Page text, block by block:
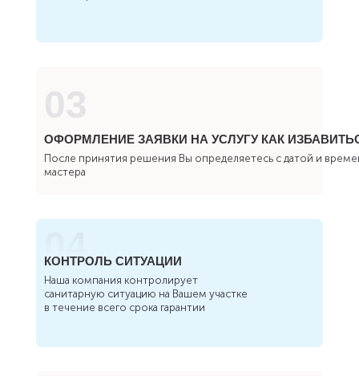
ОФОРМЛЕНИЕ ЗАЯВКИ НА УСЛУГУ КАК
После принятия решения Вы определяетесь с датой и
мастера
04
КОНТРОЛЬ СИТУАЦИИ
Наша компания контролирует
санитарную ситуацию на Вашем участке
в течение всего срока гарантии